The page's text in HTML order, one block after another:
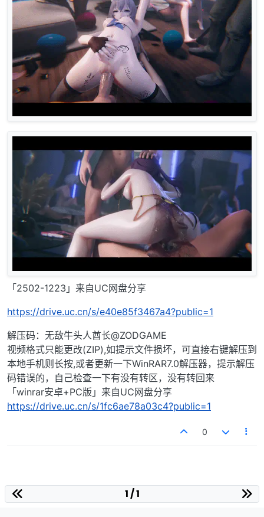
「2502-1223」来自UC网盘分享
https://drive.uc.cn/s/e40e85f3467a4?public=1
解压码：无敌牛头人酋长@ZODGAME
视频格式只能更改(ZIP),如提示文件损坏，可直接右键解压到
本地手机则长按,或者更新一下WinRAR7.0解压器，提示解压
码错误的，自己检查一下有没有转区，没有转回来
「winrar安卓+PC版」来自UC网盘分享
https://drive.uc.cn/s/1fc6ae78a03c4?public=1
0
1 / 1